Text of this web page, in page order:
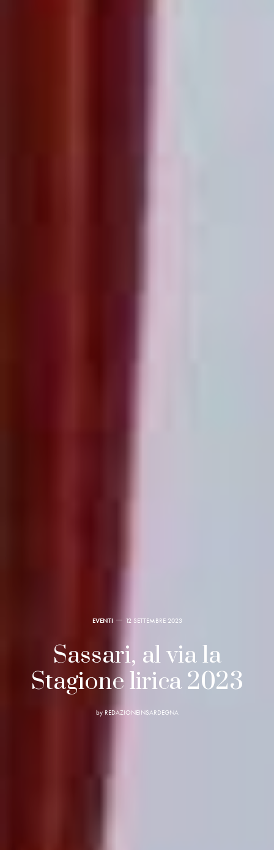
EVENTI 12 SETTEMBRE 2023
Sassari, al via la
Stagione lirica 2023
by REDAZIONEINSARDEGNA